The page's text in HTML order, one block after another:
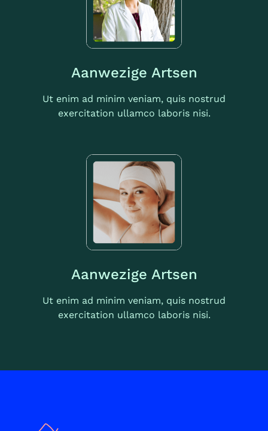
Aanwezige Artsen
Ut enim ad minim veniam, quis nostrud
exercitation ullamco laboris nisi.
Aanwezige Artsen
Ut enim ad minim veniam, quis nostrud
exercitation ullamco laboris nisi.